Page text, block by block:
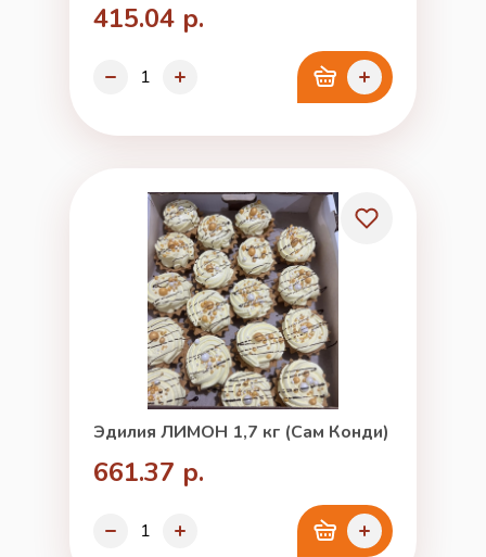
415.04 р.
Эдилия ЛИМОН 1,7 кг (Сам Конди)
661.37 р.